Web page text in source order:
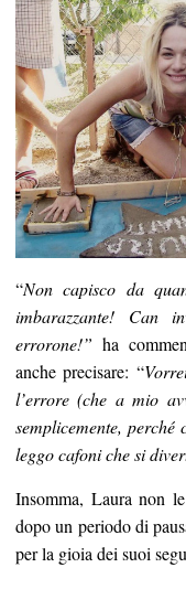
“Non capisco da
imbarazzante! Can
errorone!” ha
anche precisare: “
l’errore (che a mio
semplicemente,
leggo cafoni che si
Insomma, Laura non
dopo un periodo di
per la gioia dei suoi